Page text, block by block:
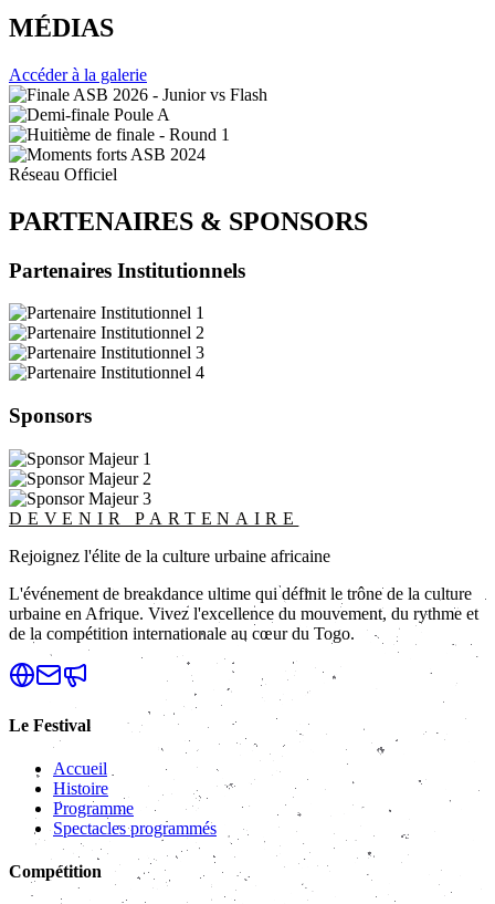
MÉDIAS
Accéder à la galerie
Réseau Officiel
PARTENAIRES & SPONSORS
Partenaires Institutionnels
Sponsors
DEVENIR PARTENAIRE
Rejoignez l'élite de la culture urbaine africaine
L'événement de breakdance ultime qui définit le trône de la culture
urbaine en Afrique. Vivez l'excellence du mouvement, du rythme et
de la compétition internationale au cœur du Togo.
Le Festival
Accueil
Histoire
Programme
Spectacles programmés
Compétition